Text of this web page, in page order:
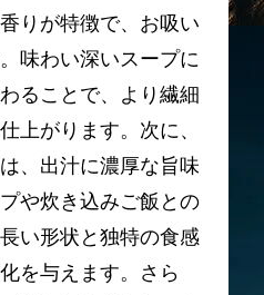
りが特徴で、お吸い
味わい深いスープに
ることで、より繊細
上がります。次に、
、出汁に濃厚な旨味
や炊き込みご飯との
い形状と独特の食感
を与えます。さら